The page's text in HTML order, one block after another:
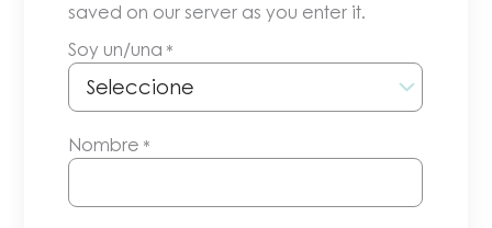
saved on our server as you enter it.
Soy un/una *
Nombre *